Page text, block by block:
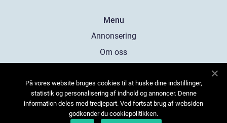
Menu
Annonsering
Om oss
Kontakta oss
Sitemap
På vores website bruges cookies til at huske dine indstillinger,
statistik og personalisering af indhold og annoncer. Denne
information deles med tredjepart. Ved fortsat brug af websiden
godkender du cookiepolitikken.